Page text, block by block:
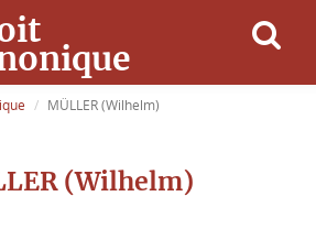
MÜLLER (Wilhelm)
(Wilhelm)